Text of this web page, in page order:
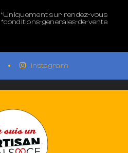
*Uniquement sur rendez-vous
*conditions-generales-de-vente
instagram